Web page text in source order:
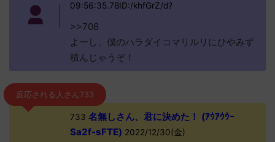
09:56:35.78ID:/khfGrZ/d?
>>708
よーし、僕のハラダイコマリルリにひやみず
積んじゃうぞ！
反応される人さん733
733 名無しさん、君に決めた！ (ｱｳｱｳｳｰ
Sa2f-sFTE) 2022/12/30(金)